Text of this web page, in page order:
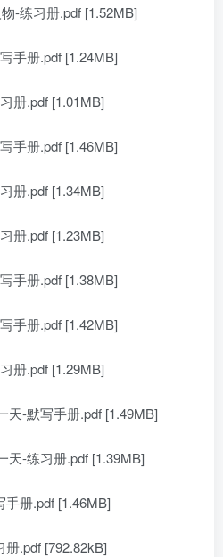
-练习册.pdf [1.52MB]
手册.pdf [1.24MB]
册.pdf [1.01MB]
手册.pdf [1.46MB]
册.pdf [1.34MB]
册.pdf [1.23MB]
手册.pdf [1.38MB]
手册.pdf [1.42MB]
册.pdf [1.29MB]
天-默写手册.pdf [1.49MB]
天-练习册.pdf [1.39MB]
手册.pdf [1.46MB]
册.pdf [792.82kB]